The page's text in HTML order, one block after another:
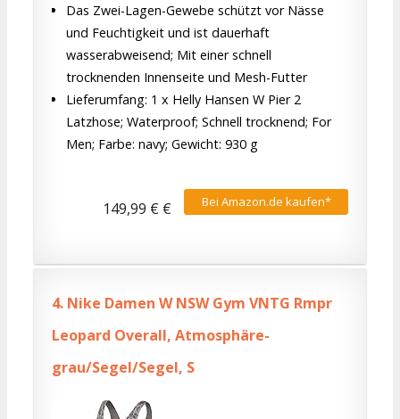
Das Zwei-Lagen-Gewebe schützt vor Nässe
und Feuchtigkeit und ist dauerhaft
wasserabweisend; Mit einer schnell
trocknenden Innenseite und Mesh-Futter
Lieferumfang: 1 x Helly Hansen W Pier 2
Latzhose; Waterproof; Schnell trocknend; For
Men; Farbe: navy; Gewicht: 930 g
Bei Amazon.de kaufen*
149,99 € €
4. Nike Damen W NSW Gym VNTG Rmpr
Leopard Overall, Atmosphäre-
grau/Segel/Segel, S